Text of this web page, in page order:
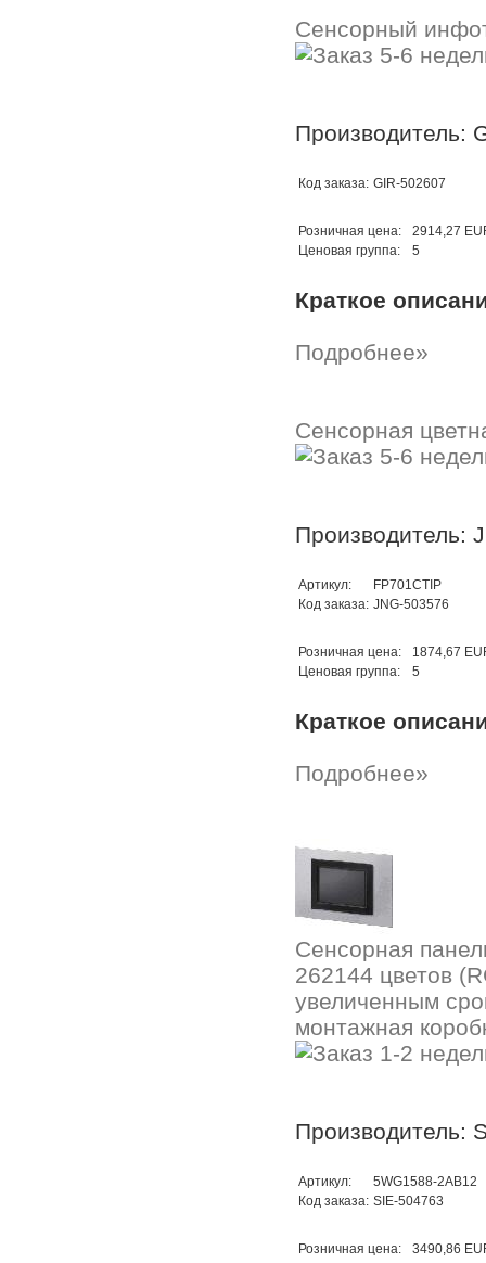
Сенсорный
Производитель:
Код заказа: GIR-502607
Розничная цена:
2914,27
Ценовая группа:
5
Краткое
Подробнее»
Сенсорная
Производитель:
Артикул:
FP701CTIP
Код заказа: JNG-503576
Розничная цена:
1874,67
Ценовая группа:
5
Краткое
Подробнее»
Сенсорная
262144 цветов
увеличенным
монтажная
Производитель:
Артикул:
5WG1588-2AB12
Код заказа: SIE-504763
Розничная цена:
3490,86